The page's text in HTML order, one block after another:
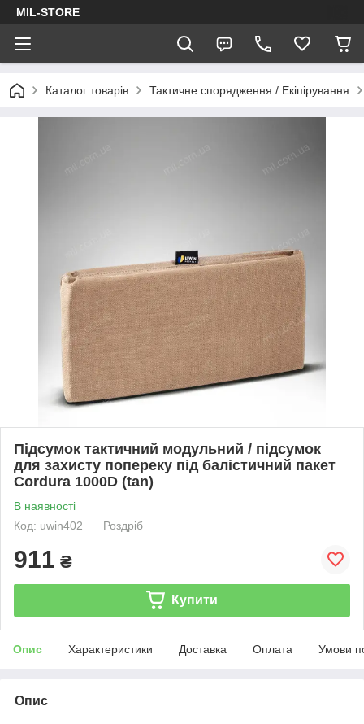
MIL-STORE
Каталог товарів Тактичне спорядження / Екіпірування
Підсумок тактичний модульний / підсумок
для захисту попереку під балістичний пакет
Cordura 1000D (tan)
В наявності
Код: uwin402
Роздріб
911 ₴
Купити
Опис Характеристики Доставка Оплата Умови
Опис